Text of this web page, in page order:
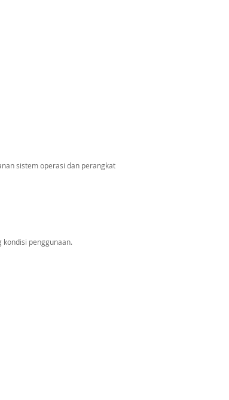
sistem operasi dan perangkat
penggunaan.